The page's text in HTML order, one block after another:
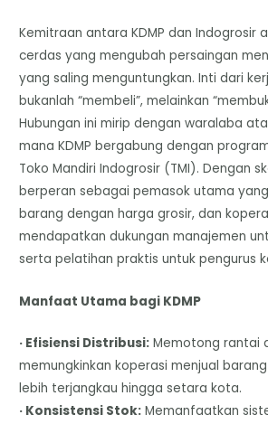
Kemitraan antara KDMP dan Indogrosir
cerdas yang mengubah persaingan
yang saling menguntungkan. Inti dari
bukanlah “membeli”, melainkan
Hubungan ini mirip dengan waralaba
mana KDMP bergabung dengan
Toko Mandiri Indogrosir (TMI). Dengan
berperan sebagai pemasok utama
barang dengan harga grosir, dan
mendapatkan dukungan manajemen
serta pelatihan praktis untuk pengurus
Manfaat Utama bagi KDMP
· Efisiensi Distribusi: Memotong rantai
memungkinkan koperasi menjual
lebih terjangkau hingga setara kota.
· Konsistensi Stok: Memanfaatkan